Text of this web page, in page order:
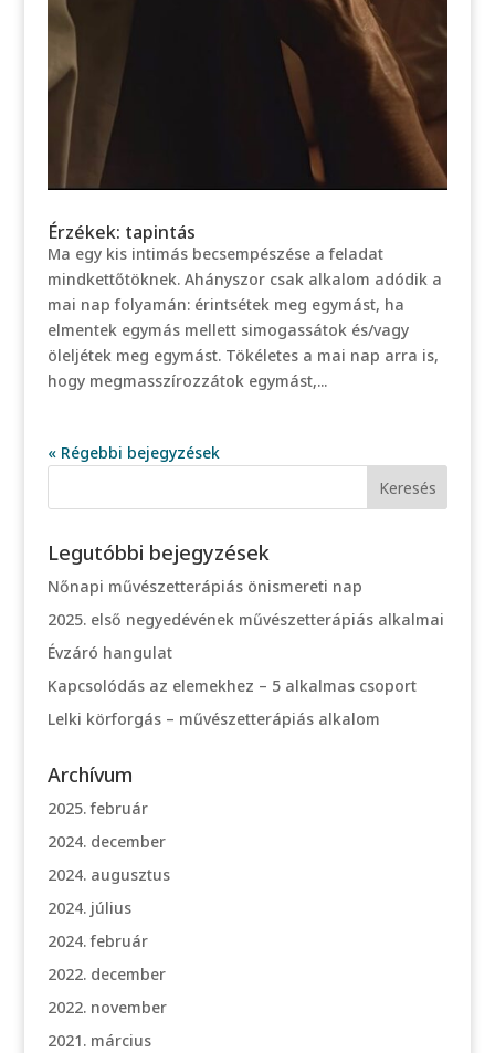
Érzékek: tapintás
Ma egy kis intimás becsempészése a feladat
mindkettőtöknek. Ahányszor csak alkalom adódik a
mai nap folyamán: érintsétek meg egymást, ha
elmentek egymás mellett simogassátok és/vagy
öleljétek meg egymást. Tökéletes a mai nap arra is,
hogy megmasszírozzátok egymást,...
« Régebbi bejegyzések
Legutóbbi bejegyzések
Nőnapi művészetterápiás önismereti nap
2025. első negyedévének művészetterápiás alkalmai
Évzáró hangulat
Kapcsolódás az elemekhez – 5 alkalmas csoport
Lelki körforgás – művészetterápiás alkalom
Archívum
2025. február
2024. december
2024. augusztus
2024. július
2024. február
2022. december
2022. november
2021. március